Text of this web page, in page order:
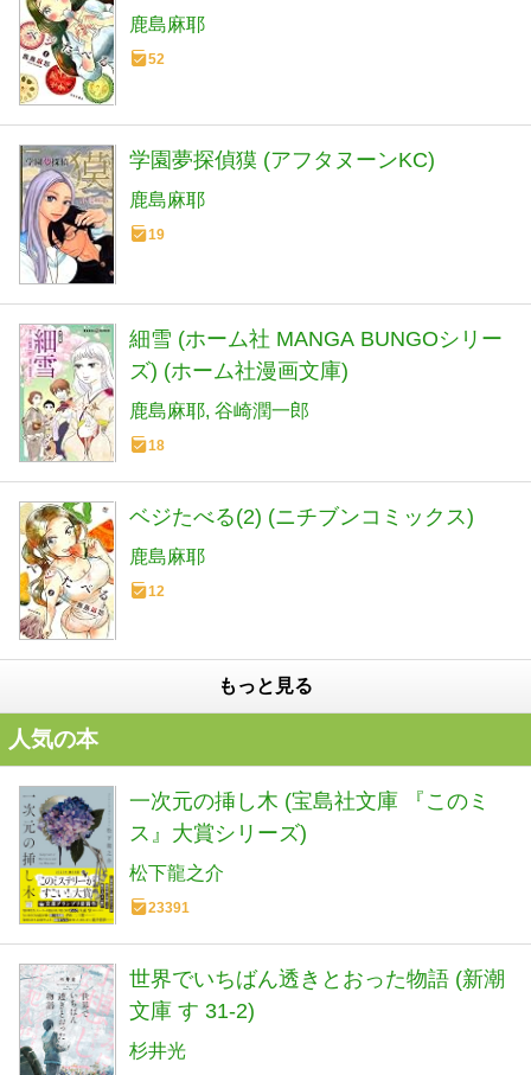
鹿島麻耶
52
学園夢探偵獏 (アフタヌーンKC)
鹿島麻耶
19
細雪 (ホーム社 MANGA BUNGOシリー
ズ) (ホーム社漫画文庫)
鹿島麻耶 谷崎潤一郎
18
ベジたべる(2) (ニチブンコミックス)
鹿島麻耶
12
もっと見る
人気の本
一次元の挿し木 (宝島社文庫 『このミ
ス』大賞シリーズ)
松下龍之介
23391
世界でいちばん透きとおった物語 (新潮
文庫 す 31-2)
杉井光